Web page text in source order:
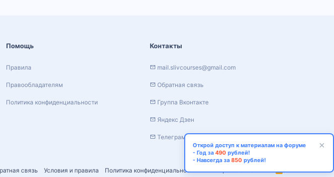
связь Условия и правила Политика конфиденциальности Помощь Главная
Помощь
Правила
Правообладателям
Политика конфиденциальности
Контакты
mail.slivcourses@gmail.com
Обратная связь
Группа Вконтакте
Яндекс Дзен
Телеграм канал
Открой доступ к материалам на форуме
- Год за 490 рублей!
- Навсегда за 850 рублей!